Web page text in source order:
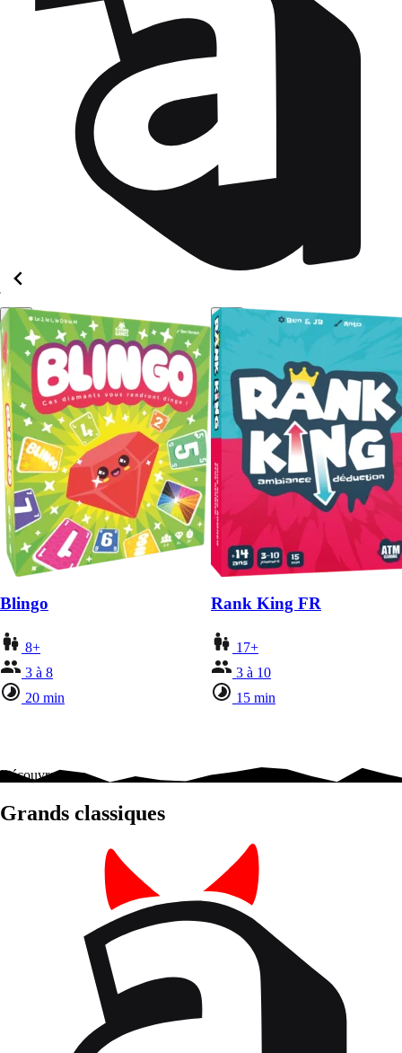
Blingo
8+
3 à 8
20 min
Rank King FR
17+
3 à 10
15 min
Découvrez nos
Grands classiques